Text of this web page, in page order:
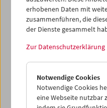
English language or
< Vorherige Woche
Di
erhobenen Daten mit
zusammenführen, die
der Dienste gesammelt
Zur Datenschutzerklärung
Notwendige Cookies
Notwendige Cookies
eine Webseite nutzbar